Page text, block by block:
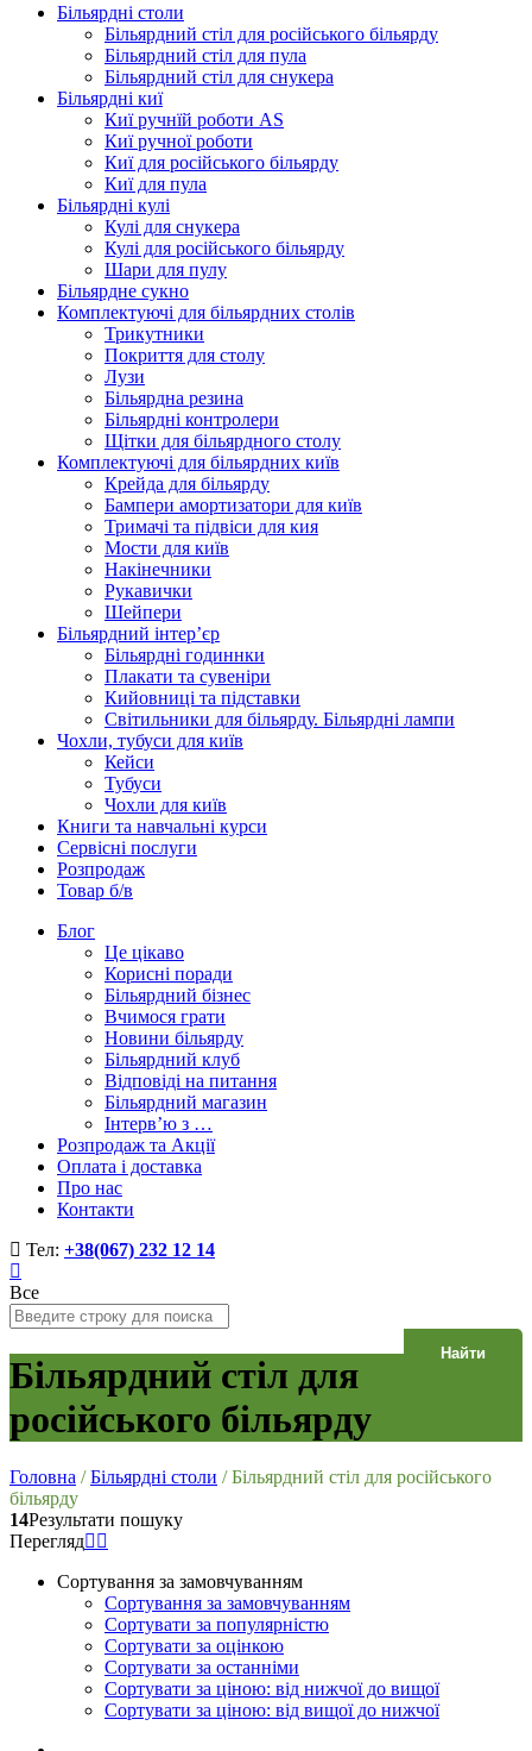
Більярдні столи
Більярдний стіл для російського більярду
Більярдний стіл для пула
Більярдний стіл для снукера
Більярдні киї
Киї ручнїй роботи AS
Киї ручної роботи
Киї для російського більярду
Киї для пула
Більярдні кулі
Кулі для снукера
Кулі для російського більярду
Шари для пулу
Більярдне сукно
Комплектуючі для більярдних столів
Трикутники
Покриття для столу
Лузи
Більярдна резина
Більярдні контролери
Щітки для більярдного столу
Комплектуючі для більярдних київ
Крейда для більярду
Бампери амортизатори для київ
Тримачі та підвіси для кия
Мости для київ
Накінечники
Рукавички
Шейпери
Більярдний інтер’єр
Більярдні годиннки
Плакати та сувеніри
Кийовниці та підставки
Світильники для більярду. Більярдні лампи
Чохли, тубуси для київ
Кейси
Тубуси
Чохли для київ
Книги та навчальні курси
Сервісні послуги
Розпродаж
Товар б/в
Блог
Це цікаво
Корисні поради
Більярдний бізнес
Вчимося грати
Новини більярду
Більярдний клуб
Відповіді на питання
Більярдний магазин
Інтерв’ю з …
Розпродаж та Акції
Оплата і доставка
Про нас
Контакти
Тел: +38(067) 232 12 14
Все
Найти
Більярдний стіл для
російського більярду
Головна / Більярдні столи / Більярдний стіл для російського
більярду
14Результати пошуку
Перегляд
Сортування за замовчуванням
Сортування за замовчуванням
Сортувати за популярністю
Сортувати за оцінкою
Сортувати за останніми
Сортувати за ціною: від нижчої до вищої
Сортувати за ціною: від вищої до нижчої